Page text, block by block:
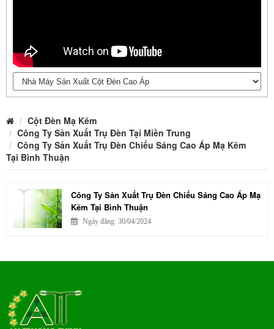
Cột Đèn Mạ Kẽm
Công Ty Sản Xuất Trụ Đèn Tại Miền Trung
Công Ty Sản Xuất Trụ Đèn Chiếu Sáng Cao Áp Mạ Kẽm
Tại Bình Thuận
Công Ty Sản Xuất Trụ Đèn Chiếu Sáng Cao Áp Mạ
Kẽm Tại Bình Thuận
Ngày đăng: 30/04/2024